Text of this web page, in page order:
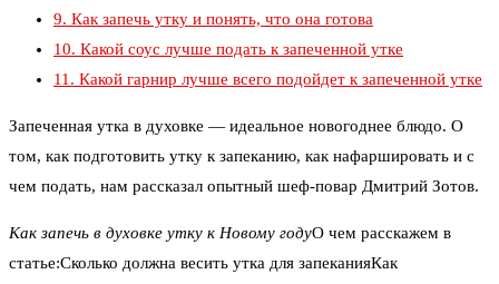
9. Как запечь утку и понять, что она готова
10. Какой соус лучше подать к запеченной утке
11. Какой гарнир лучше всего подойдет к запеченной утке
Запеченная утка в духовке — идеальное новогоднее блюдо. О
том, как подготовить утку к запеканию, как нафаршировать и с
чем подать, нам рассказал опытный шеф-повар Дмитрий Зотов.
Как запечь в духовке утку к Новому годуО чем расскажем в
статье:Сколько должна весить утка для запеканияКак